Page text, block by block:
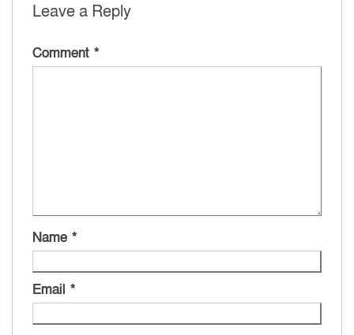
Leave a Reply
Comment *
Name *
Email *